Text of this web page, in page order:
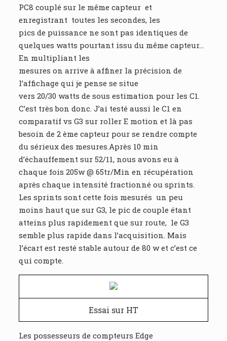
PC8 couplé sur le même capteur et
enregistrant toutes les secondes, les
pics de puissance ne sont pas identiques de
quelques watts pourtant issu du même capteur…
En multipliant les
mesures on arrive à affiner la précision de
l’affichage qui je pense se situe
vers 20/30 watts de sous estimation pour les C1.
C’est très bon donc. J’ai testé aussi le C1 en
comparatif vs G3 sur roller E motion et là pas
besoin de 2 ème capteur pour se rendre compte
du sérieux des mesures.Après 10 min
d’échauffement sur 52/11, nous avons eu à
chaque fois 205w @ 65tr/Min en récupération
après chaque intensité fractionné ou sprints.
Les sprints sont cette fois mesurés un peu
moins haut que sur G3, le pic de couple étant
atteins plus rapidement que sur route, le G3
semble plus rapide dans l’acquisition. Mais
l’écart est resté stable autour de 80 w et c’est ce
qui compte.
Essai sur HT
Les possesseurs de compteurs Edge